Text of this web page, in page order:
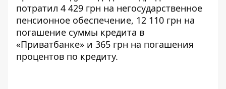
потратил 4 429 грн на негосударственное
пенсионное обеспечение, 12 110 грн на
погашение суммы кредита в
«Приватбанке» и 365 грн на погашения
процентов по кредиту.